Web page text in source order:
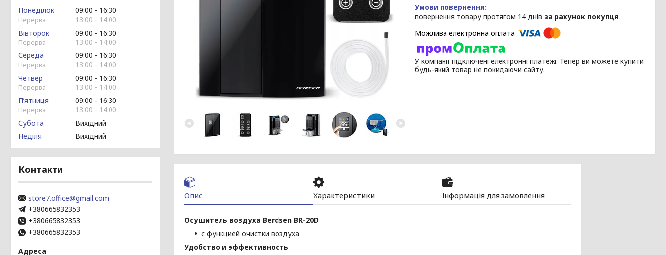
повернення товару протягом 14 днів за рахунок покупця
У компанії підключені електронні платежі. Тепер ви можете купити
будь-який товар не покидаючи сайту.
Опис Характеристики Інформація для замовлення
Осушитель воздуха Berdsen BR-20D
с функцией очистки воздуха
Удобство и эффективность
Понеділок 09:00
16:30
13:00
14:00
Вівторок
09:00
16:30
13:00
14:00
Середа
09:00
16:30
13:00
14:00
Четвер
09:00
16:30
13:00
14:00
Пʼятниця
09:00
16:30
13:00
14:00
Субота
Вихідний
Неділя
Вихідний
Контакти
store7.office@gmail.com
+380665832353
+380665832353
+380665832353